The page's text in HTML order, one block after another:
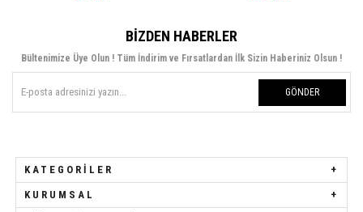
BIZDEN HABERLER
Bültenimize Üye Olun ! Tüm İndirim ve Fırsatlardan İlk Sizin Haberiniz Olsun !
GÖNDER
KATEGORILER
KURUMSAL